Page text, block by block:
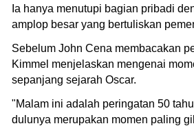
Ia hanya menutupi bagian pribadi
amplop besar yang bertuliskan
Sebelum John Cena membacakan
Kimmel menjelaskan mengenai
sepanjang sejarah Oscar.
"Malam ini adalah peringatan 50
dulunya merupakan momen paling